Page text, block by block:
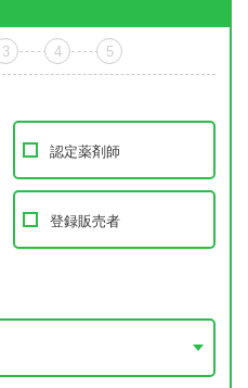
3 4 5
認定薬剤師
登録販売者